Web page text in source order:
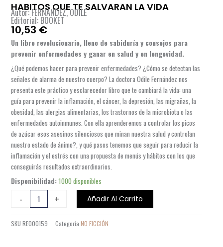
HABITOS QUE TE SALVARAN LA VIDA
Autor: FERNANDEZ, ODILE
Editorial: BOOKET
10,53 €
Un libro revolucionario, lleno de sabiduría y consejos para
prevenir enfermedades y ganar en salud y en longevidad.
¿Qué podemos hacer para prevenir enfermedades? ¿Cómo se detectan las
señales de alarma de nuestro cuerpo? La doctora Odile Fernández nos
presenta este práctico y esclarecedor libro que te cambiará la vida: una
guía para prevenir la inflamación, el cáncer, la depresión, las migrañas, la
obesidad, las alergias alimentarias, los trastornos de la microbiota o las
enfermedades autoinmunes. Con ella aprenderemos a controlar los picos
de azúcar esos asesinos silenciosos que minan nuestra salud y controlan
nuestro estado de ánimo?, y qué pasos tenemos que seguir para reducir la
inflamación y el estrés con una propuesta de menús y hábitos con los que
conseguirás resultados extraordinarios.
Disponibilidad:1000 disponibles
-
HABITOS
LA
+ Añadir Al Carrito
SKURE000159 Categoría NO FICCIÓN